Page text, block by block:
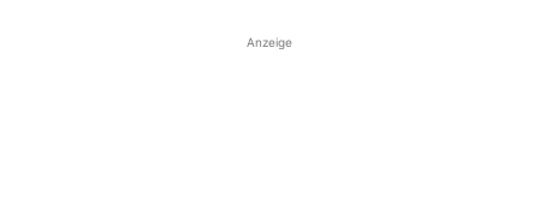
Anzeige